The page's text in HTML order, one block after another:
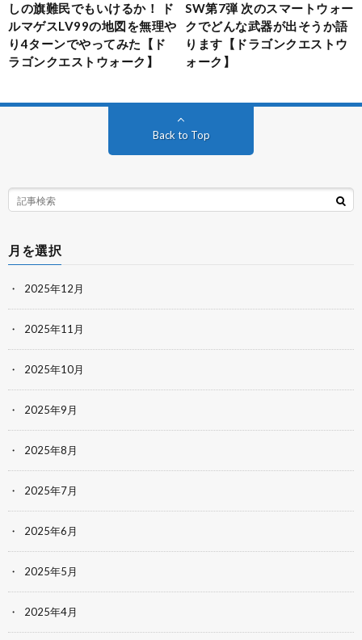
しの旗難民でもいけるか！ ド
ルマゲスLV99の地図を無理や
り4ターンでやってみた【ド
ラゴンクエストウォーク】
SW第7弾 次のスマートウォー
クでどんな武器が出そうか語
ります【ドラゴンクエストウ
ォーク】
Back to Top
月を選択
2025年12月
2025年11月
2025年10月
2025年9月
2025年8月
2025年7月
2025年6月
2025年5月
2025年4月